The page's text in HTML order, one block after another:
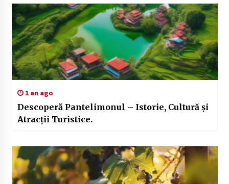
1 an ago
Descoperă Pantelimonul – Istorie, Cultură și
Atracții Turistice.